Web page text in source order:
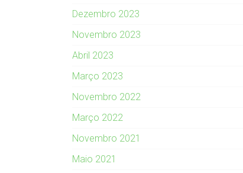
Dezembro 2023
Novembro 2023
Abril 2023
Março 2023
Novembro 2022
Março 2022
Novembro 2021
Maio 2021